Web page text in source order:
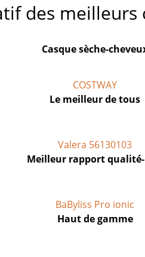
des meilleurs
Casque sèche-
COSTWAY
Le meilleur de tous
Valera 56130103
Meilleur rapport
BaByliss Pro ionic
Haut de gamme